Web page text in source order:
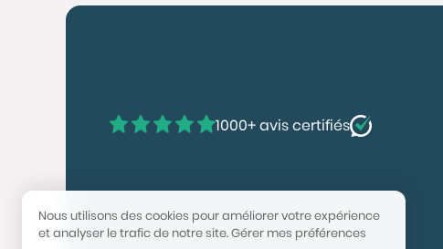
1000+ avis certifiés
Nous utilisons des cookies pour améliorer votre expérience
et analyser le trafic de notre site.Gérer mes préférences